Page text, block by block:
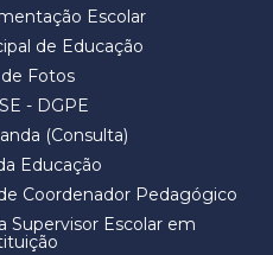
Escolar
de Educação
Fotos
- DGPE
(Consulta)
Educação
Coordenador Pedagógico
Supervisor Escolar em